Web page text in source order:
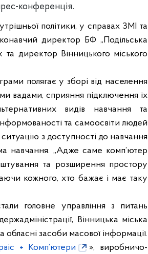
конференція.
політики, у справах ЗМІ та
директор БФ „Подільська
директор Вінницького міського
полягає у зборі від населення
вадами, сприяння підключення їх
видів навчання та
та самоосвіти людей
з доступності до навчання
навчання. „Адже саме комп’ютер
та розширення простору
кожного, хто бажає і має таку
головне управління з питань
Вінницька міська
обласні засоби масової інформації.
+ Комп’ютери
», виробничо-